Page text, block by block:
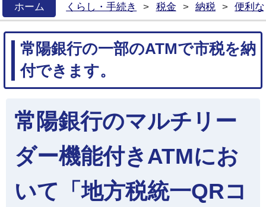
ホーム
くらし・手続き > 税金 > 納税 > 便利
常陽銀行の一部のATMで市税を納
付できます。
常陽銀行のマルチリー
ダー機能付きATMにお
いて「地方税統一QRコ